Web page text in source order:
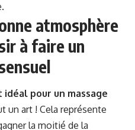
atmosphère
à faire un
pour un massage
un art ! Cela représente
la moitié de la